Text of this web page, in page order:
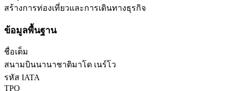
สร้างการท่องเที่ยวและการเดินทางธุรกิจ
ข้อมูลพื้นฐาน
ชื่อเต็ม
สนามบินนานาชาติมาโด เนร์โว
รหัส IATA
TPQ